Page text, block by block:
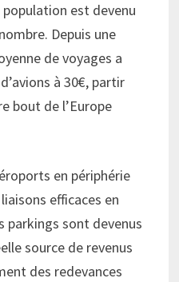
est devenu
Depuis une
de voyages a
à 30€, partir
bout de l’Europe
en périphérie
efficaces en
parkings sont devenus
source de revenus
des redevances